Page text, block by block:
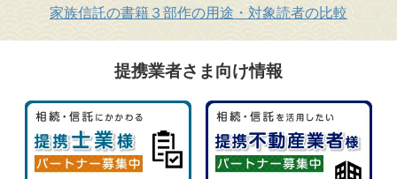
家族信託の書籍３部作の用途・対象読者の比較
提携業者さま向け情報